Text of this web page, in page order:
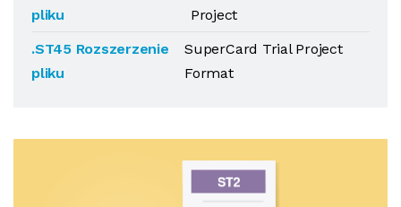
pliku
Project
.ST45 Rozszerzenie
pliku
SuperCard Trial Project
Format